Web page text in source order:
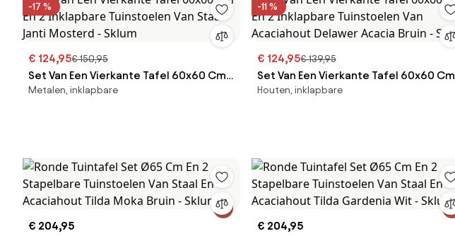
-17 %
€ 124,95€ 150,95
Set Van Een Vierkante Tafel 60x60 Cm
En 2 Inklapbare Tuinstoelen Van Staal
Metalen, inklapbare
-11 %
€ 124,95€ 139,95
Set Van Een Vierkante Tafel 60x60 Cm
En 2 Inklapbare Tuinstoelen Van
Houten, inklapbare
€ 204,95
€ 204,95